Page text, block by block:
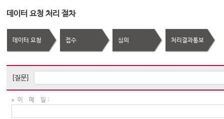
데이터 요청 처리 절차
데이터 요청 접수 심의 처리결과통보
[질문]
이 메 일 :